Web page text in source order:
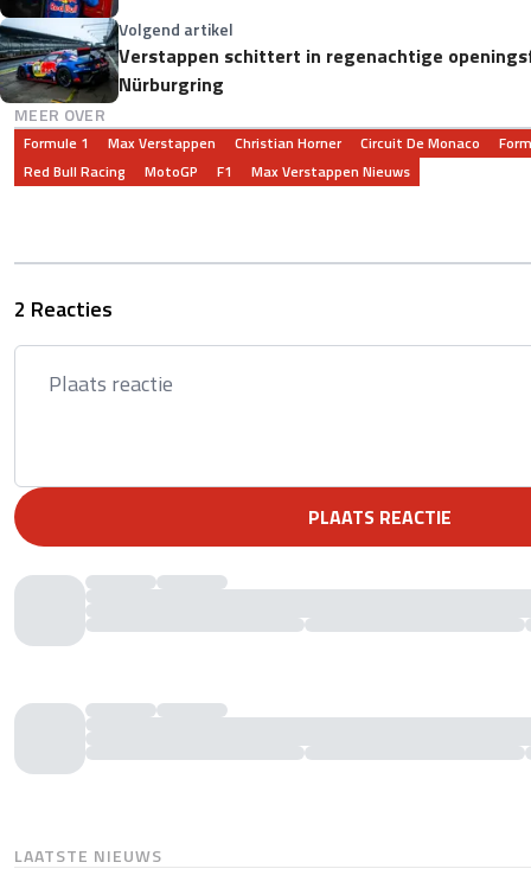
Volgend artikel
Verstappen schittert in regenachtige
Nürburgring
MEER OVER
Formule 1 Max Verstappen Christian Horner Circuit De Monaco
Red Bull Racing
MotoGP F1 Max Verstappen Nieuws
2 Reacties
PLAATS REACTIE
LAATSTE NIEUWS